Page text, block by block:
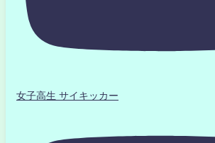
女子高生 サイキッカー